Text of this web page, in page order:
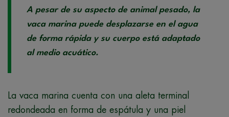
A pesar de su aspecto de animal pesado, la
vaca marina puede desplazarse en el agua
de forma rápida y su cuerpo está adaptado
al medio acuático.
La vaca marina cuenta con una aleta terminal
redondeada en forma de espátula y una piel